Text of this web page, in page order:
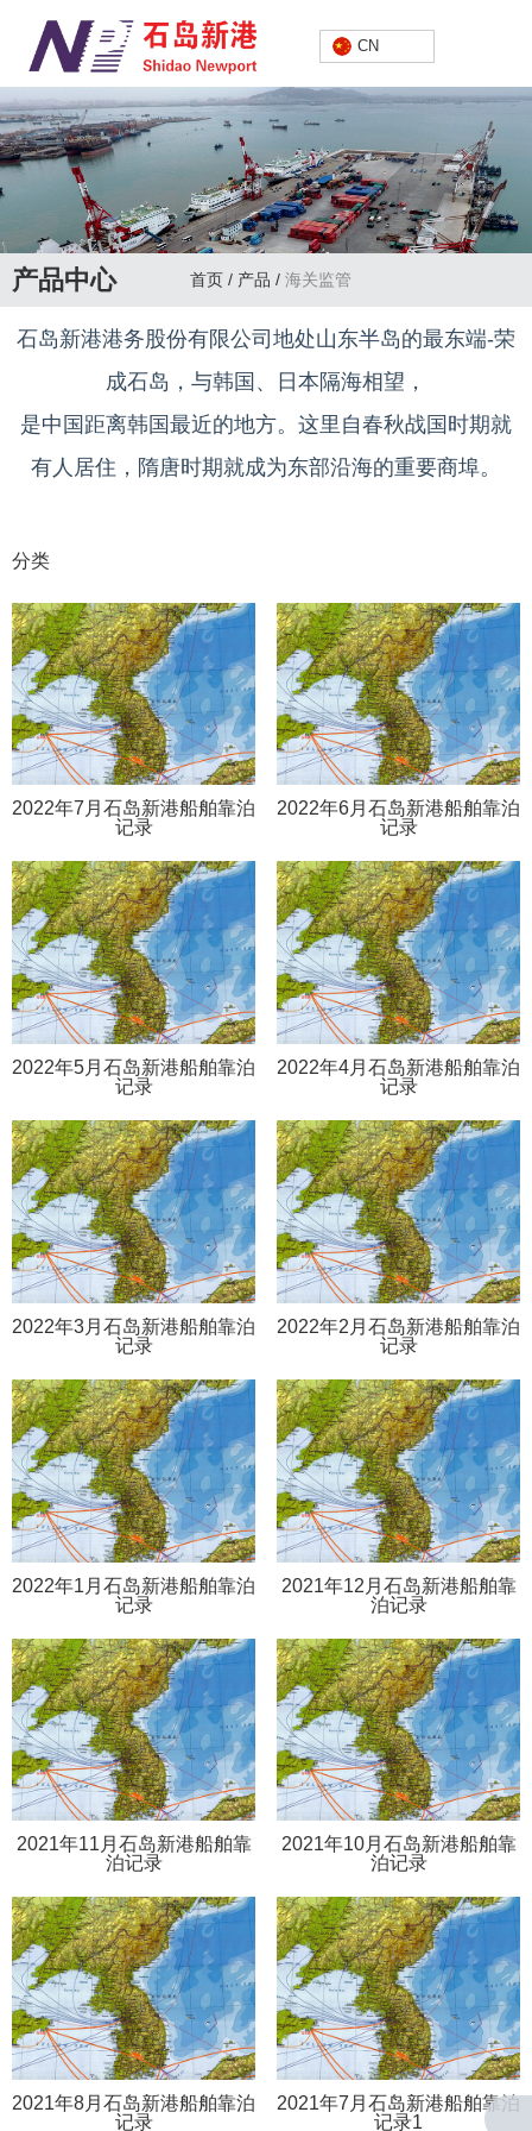
中文
CN
产品中心 首页 / 产品 / 海关监管
石岛新港港务股份有限公司地处山东半岛的最东端-荣
成石岛，与韩国、日本隔海相望，
是中国距离韩国最近的地方。这里自春秋战国时期就
有人居住，隋唐时期就成为东部沿海的重要商埠。
分类
2022年7月石岛新港船舶靠泊
记录
2022年6月石岛新港船舶靠泊
记录
2022年5月石岛新港船舶靠泊
记录
2022年4月石岛新港船舶靠泊
记录
2022年3月石岛新港船舶靠泊
记录
2022年2月石岛新港船舶靠泊
记录
2022年1月石岛新港船舶靠泊
记录
2021年12月石岛新港船舶靠
泊记录
2021年11月石岛新港船舶靠
泊记录
2021年10月石岛新港船舶靠
泊记录
2021年8月石岛新港船舶靠泊
记录
2021年7月石岛新港船舶靠泊
记录1